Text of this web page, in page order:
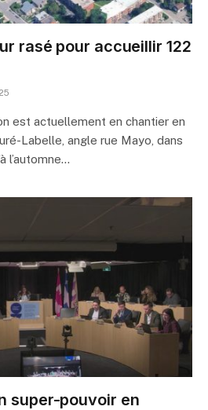
rasé pour accueillir 122
est actuellement en chantier en
Labelle, angle rue Mayo, dans
l’automne…
super-pouvoir en